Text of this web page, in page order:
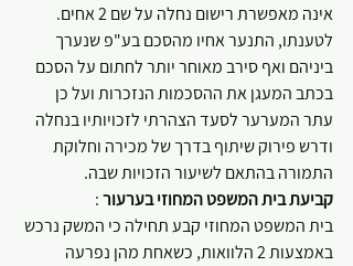
אינה מאפשרת רישום נחלה על שם 2 אחים.
לטענתו, התנער אחיו מהסכם בע"פ שנערך
ביניהם ואף סירב מאוחר יותר לחתום על הסכם
בכתב המעגן את ההסכמות הנזכרות ועל כן
עתר המערער לסעד הצהרתי לזכויותיו בנחלה
ודרש פירוק שיתוף בדרך של מכירה וחלוקת
התמורה בהתאם לשיעור הזכויות שבה.
קביעת בית המשפט המחוזי בערעור :
בית המשפט המחוזי קבע תחילה כי המשק נרכש
באמצעות 2 הלוואות, כשאחת מהן נפרעה